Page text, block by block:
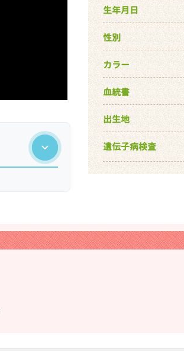
生年月日
性別
カラー
血統書
出生地
遺伝子病検査